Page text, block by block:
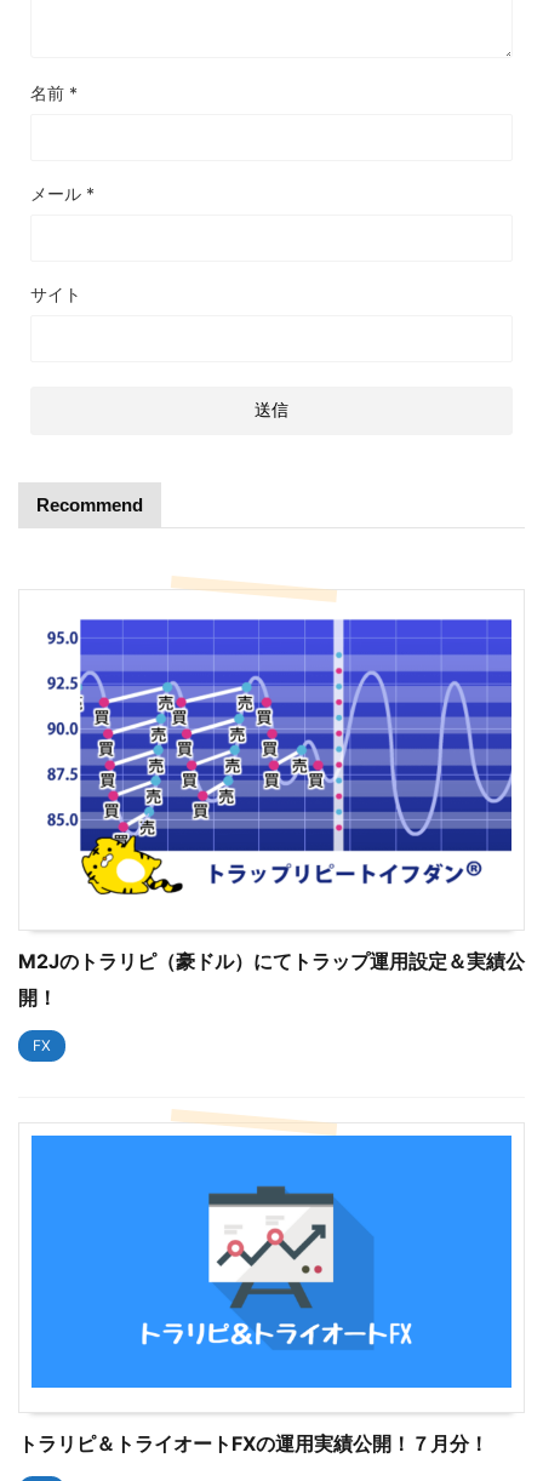
名前 *
メール *
サイト
Recommend
M2Jのトラリピ（豪ドル）にてトラップ運用設定＆実績公
開！
FX
トラリピ＆トライオートFXの運用実績公開！７月分！